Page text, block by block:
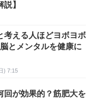
】
考える人ほどヨボヨボ
とメンタルを健康に
) 7:15
回が効果的？筋肥大を